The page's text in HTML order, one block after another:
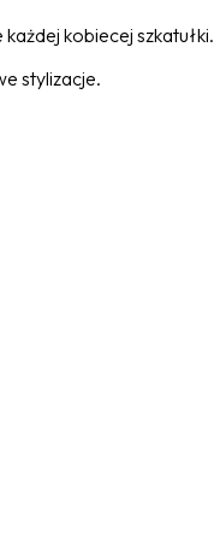
kobiecej szkatułki.
stylizacje.